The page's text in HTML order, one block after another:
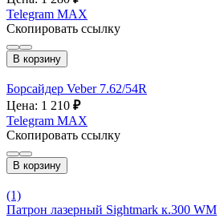
Telegram MAX
Скопировать ссылку
В корзину
Борсайдер Veber 7.62/54R
Цена: 1 210 ₽
Telegram MAX
Скопировать ссылку
В корзину
(1)
Патрон лазерный Sightmark к.300 WM